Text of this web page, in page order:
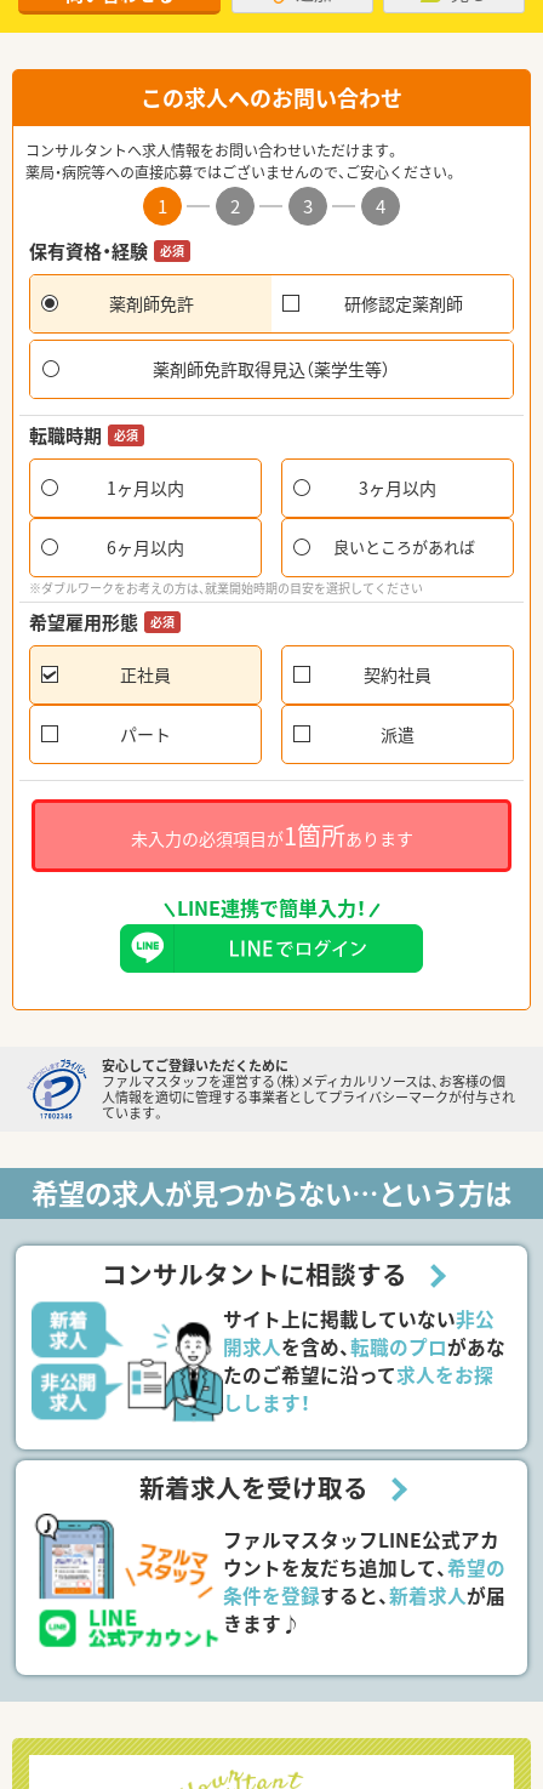
この求人へのお問い合わせ
コンサルタントへ求人情報をお問い合わせいただけます。
薬局・病院等への直接応募ではございませんので、ご安心ください。
1 2 3
4
保有資格・経験
必須
薬剤師免許 研修認定薬剤師
薬剤師免許取得見込（薬学生等）
転職時期 必須
1ヶ月以内 3ヶ月以内
6ヶ月以内 良いところがあれば
※ダブルワークをお考えの方は、就業開始時期の目安を選択してください
希望雇用形態 必須
正社員 契約社員
パート 派遣
未入力の必須項目が1箇所あります
LINE連携で簡単入力！
安心してご登録いただくために
ファルマスタッフを運営する（株）メディカルリソースは、お客様の個
人情報を適切に管理する事業者としてプライバシーマークが付与され
ています。
希望の求人が見つからない…という方は
コンサルタントに相談する
サイト上に掲載していない非公
開求人を含め、転職のプロがあな
たのご希望に沿って求人をお探
しします！
新着求人を受け取る
ファルマスタッフLINE公式アカ
ウントを友だち追加して、希望の
条件を登録すると、新着求人が届
きます♪